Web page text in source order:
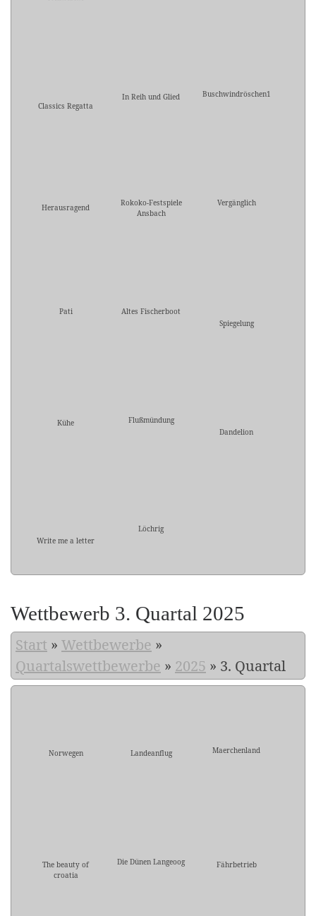
Classics Regatta
In Reih und Glied Buschwindröschen1
Herausragend
Rokoko-Festspiele
Ansbach
Vergänglich
Pati
Altes Fischerboot
Spiegelung
Kühe
Flußmündung
Dandelion
Write me a letter
Löchrig
Wettbewerb 3. Quartal 2025
Start » Wettbewerbe »
Quartalswettbewerbe » 2025 » 3. Quartal
Norwegen Landeanflug Maerchenland
The beauty of
croatia
Die Dünen Langeoog Fährbetrieb